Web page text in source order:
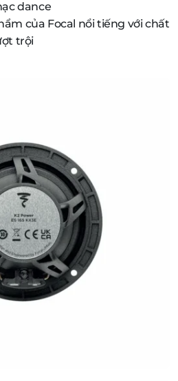
dance
của Focal nổi tiếng với chất
trội